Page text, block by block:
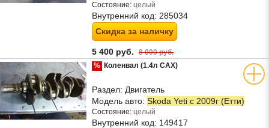
Состояние: целый
Внутренний код: 285034
Скидка за наличку
5 400 руб. 8 000 руб.
% Коленвал (1.4л CAX)
Раздел: Двигатель
Модель авто: Skoda Yeti с 2009г (Етти)
Состояние: целый
Внутренний код: 149417